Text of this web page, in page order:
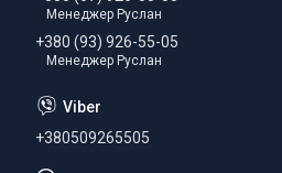
Менеджер Руслан
+380 (93) 926-55-05
Менеджер Руслан
+380509265505